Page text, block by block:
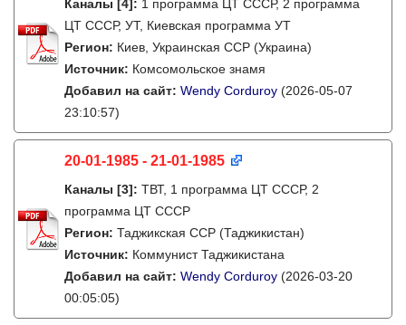
Каналы [4]: 1 программа ЦТ СССР, 2 программа
ЦТ СССР, УТ, Киевская программа УТ
Регион: Киев, Украинская ССР (Украина)
Источник: Комсомольское знамя
Добавил на сайт: Wendy Corduroy (2026-05-07
23:10:57)
20-01-1985 - 21-01-1985
Каналы [3]: ТВТ, 1 программа ЦТ СССР, 2
программа ЦТ СССР
Регион: Таджикская ССР (Таджикистан)
Источник: Коммунист Таджикистана
Добавил на сайт: Wendy Corduroy (2026-03-20
00:05:05)